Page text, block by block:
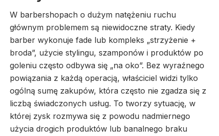
W barbershopach o dużym natężeniu ruchu
głównym problemem są niewidoczne straty. Kiedy
barber wykonuje fade lub kompleks „strzyżenie +
broda”, użycie stylingu, szamponów i produktów po
goleniu często odbywa się „na oko”. Bez wyraźnego
powiązania z każdą operacją, właściciel widzi tylko
ogólną sumę zakupów, która często nie zgadza się z
liczbą świadczonych usług. To tworzy sytuację, w
której zysk rozmywa się z powodu nadmiernego
użycia drogich produktów lub banalnego braku